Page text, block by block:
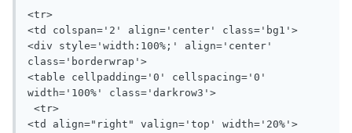
<tr>
<td colspan='2' align='center' class='bg1'>
<div style='width:100%;' align='center'
class='borderwrap'>
<table cellpadding='0' cellspacing='0'
width='100%' class='darkrow3'>
<td align="right" valign='top' width='20%'>